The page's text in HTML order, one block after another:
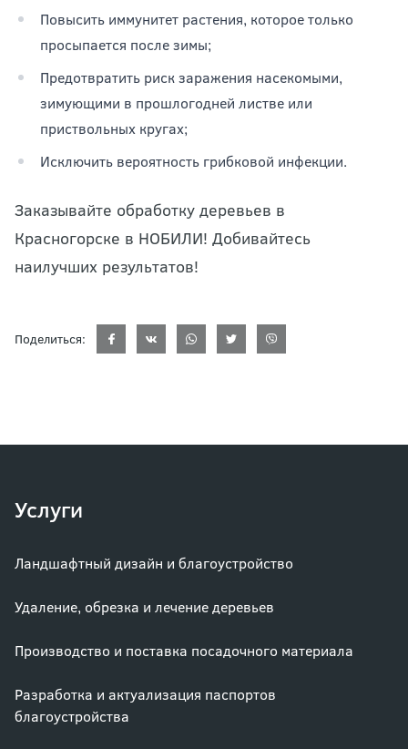
Повысить иммунитет растения, которое только
просыпается после зимы;
Предотвратить риск заражения насекомыми,
зимующими в прошлогодней листве или
приствольных кругах;
Исключить вероятность грибковой инфекции.
Заказывайте обработку деревьев в
Красногорске в НОБИЛИ! Добивайтесь
наилучших результатов!
Поделиться:
Услуги
Ландшафтный дизайн и благоустройство
Удаление, обрезка и лечение деревьев
Производство и поставка посадочного материала
Разработка и актуализация паспортов
благоустройства